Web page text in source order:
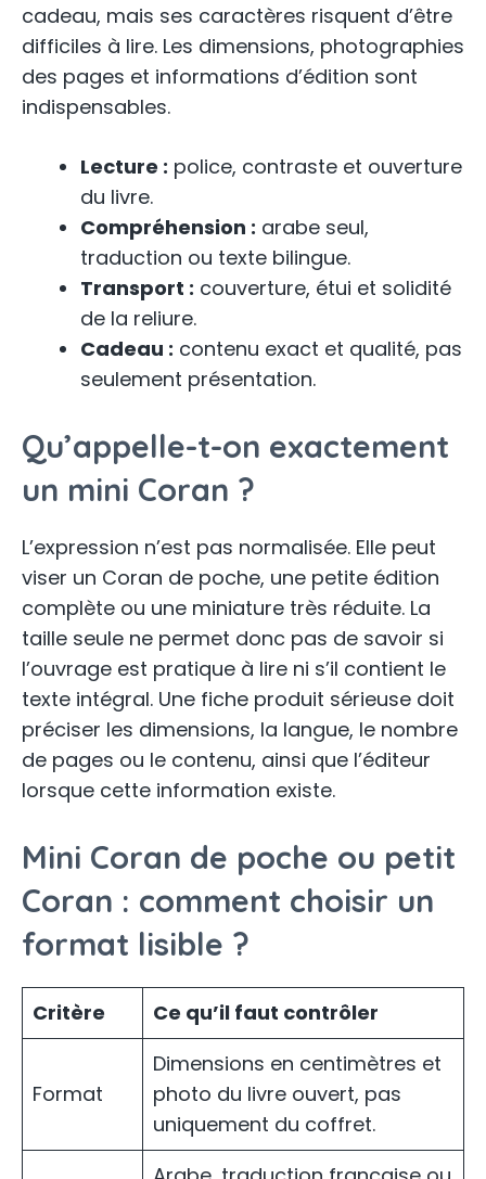
cadeau, mais ses caractères risquent d’être
difficiles à lire. Les dimensions, photographies
des pages et informations d’édition sont
indispensables.
Lecture : police, contraste et ouverture
du livre.
Compréhension : arabe seul,
traduction ou texte bilingue.
Transport : couverture, étui et solidité
de la reliure.
Cadeau : contenu exact et qualité, pas
seulement présentation.
Qu’appelle-t-on exactement
un mini Coran ?
L’expression n’est pas normalisée. Elle peut
viser un Coran de poche, une petite édition
complète ou une miniature très réduite. La
taille seule ne permet donc pas de savoir si
l’ouvrage est pratique à lire ni s’il contient le
texte intégral. Une fiche produit sérieuse doit
préciser les dimensions, la langue, le nombre
de pages ou le contenu, ainsi que l’éditeur
lorsque cette information existe.
Mini Coran de poche ou petit
Coran : comment choisir un
format lisible ?
Critère Ce qu’il faut contrôler
Format
Dimensions en centimètres et
photo du livre ouvert, pas
uniquement du coffret.